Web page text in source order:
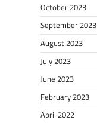
October 2023
September 2023
August 2023
July 2023
June 2023
February 2023
April 2022